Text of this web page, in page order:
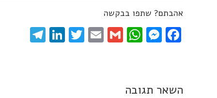
אהבתם? שתפו בבקשה
Facebook
Messenger
WhatsApp
Gmail
Email
Twitter
LinkedIn
השאר תגובה